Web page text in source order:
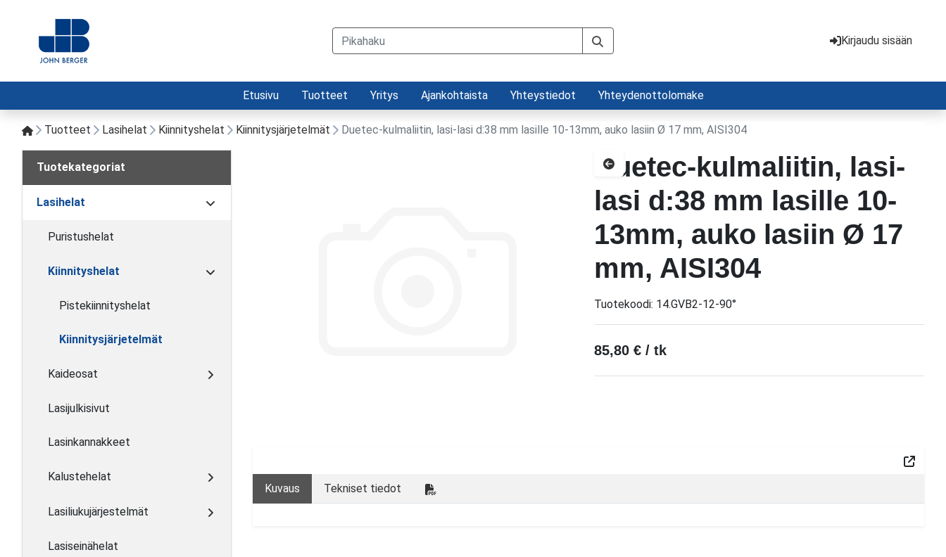
Kirjaudu sisään
Etusivu Tuotteet Yritys Ajankohtaista Yhteystiedot Yhteydenottolomake
Tuotteet Lasihelat Kiinnityshelat Kiinnitysjärjetelmät Duetec-kulmaliitin, lasi-lasi d:38 mm lasille 10-13mm, auko lasiin Ø 17 mm, AISI304
Duetec-kulmaliitin, lasi-
lasi d:38 mm lasille 10-
13mm, auko lasiin Ø 17
mm, AISI304
Tuotekoodi: 14.GVB2-12-90°
85,80 € / tk
Palaa takaisin
Kuvaus Tekniset tiedot
Tuotekategoriat
Lasihelat
Puristushelat
Kiinnityshelat
Pistekiinnityshelat
Kiinnitysjärjetelmät
Kaideosat
Lasijulkisivut
Lasinkannakkeet
Kalustehelat
Lasiliukujärjestelmät
Lasiseinähelat